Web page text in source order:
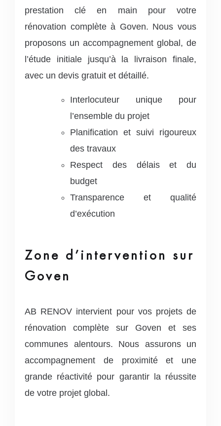
prestation clé en main pour votre
rénovation complète à Goven. Nous vous
proposons un accompagnement global, de
l’étude initiale jusqu’à la livraison finale,
avec un devis gratuit et détaillé.
Interlocuteur unique pour
l’ensemble du projet
Planification et suivi rigoureux
des travaux
Respect des délais et du
budget
Transparence et qualité
d’exécution
Zone d’intervention sur
Goven
AB RENOV intervient pour vos projets de
rénovation complète sur Goven et ses
communes alentours. Nous assurons un
accompagnement de proximité et une
grande réactivité pour garantir la réussite
de votre projet global.